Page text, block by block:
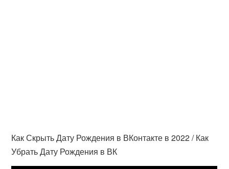
Как Скрыть Дату Рождения в ВКонтакте в 2022 / Как
Убрать Дату Рождения в ВК